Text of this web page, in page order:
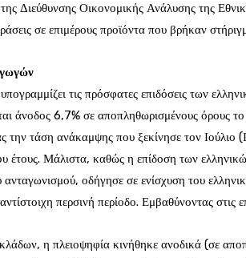
της Διεύθυνσης Οικονομικής Ανάλυσης της
σε επιμέρους προϊόντα που βρήκαν
τις πρόσφατες επιδόσεις των
άνοδος 6,7% σε αποπληθωρισμένους όρους
την τάση ανάκαμψης που ξεκίνησε τον
έτους. Μάλιστα, καθώς η επίδοση των
ανταγωνισμού, οδήγησε σε ενίσχυση του
περσινή περίοδο. Εμβαθύνοντας στις
η πλειοψηφία κινήθηκε ανοδικά (σε